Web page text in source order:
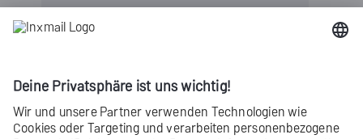
Inxmail Professional:
nutzt Du Inxmail Professional auf
unterschiedliche Art.